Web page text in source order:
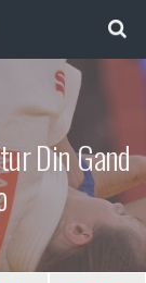
Din Gand